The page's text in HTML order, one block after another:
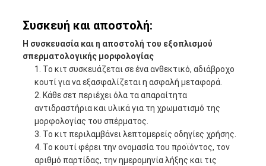
Συσκευή και αποστολή:
Η συσκευασία και η αποστολή του εξοπλισμού
σπερματολογικής μορφολογίας
Το κιτ συσκευάζεται σε ένα ανθεκτικό, αδιάβροχο
κουτί για να εξασφαλίζεται η ασφαλή μεταφορά.
Κάθε σετ περιέχει όλα τα απαραίτητα
αντιδραστήρια και υλικά για τη χρωματισμό της
μορφολογίας του σπέρματος.
Το κιτ περιλαμβάνει λεπτομερείς οδηγίες χρήσης.
Το κουτί φέρει την ονομασία του προϊόντος, τον
αριθμό παρτίδας, την ημερομηνία λήξης και τις